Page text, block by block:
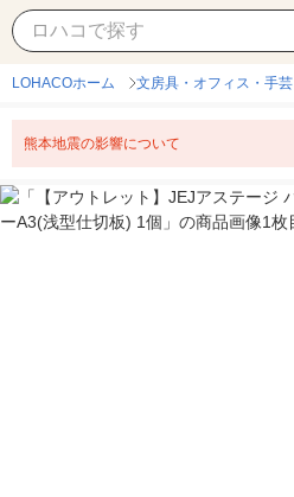
LOHACOホーム 文房具・オフィス・手芸
熊本地震の影響について